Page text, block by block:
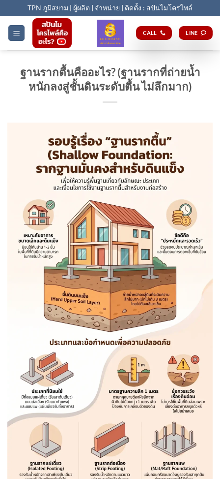
to
content
TPN ภูมิสยาม | ผู้ผลิต | จำหน่าย | ติดตั้ง : สปันไมโครไพล์
CALL LINE
ฐานรากตื้นคืออะไร? (ฐานรากที่ถ่ายน้ำ
หนักลงสู่ชั้นดินระดับตื้น ไม่ลึกมาก)